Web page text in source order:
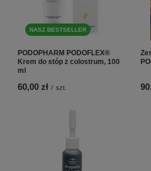
NASZ BESTSELLER
PODOPHARM PODOFLEX®
Krem do stóp z colostrum, 100
ml
60,00 zł / szt.